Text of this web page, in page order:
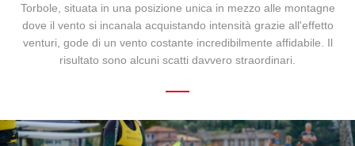
Torbole, situata in una posizione unica in mezzo alle montagne
dove il vento si incanala acquistando intensità grazie all'effetto
venturi, gode di un vento costante incredibilmente affidabile. Il
risultato sono alcuni scatti davvero straordinari.